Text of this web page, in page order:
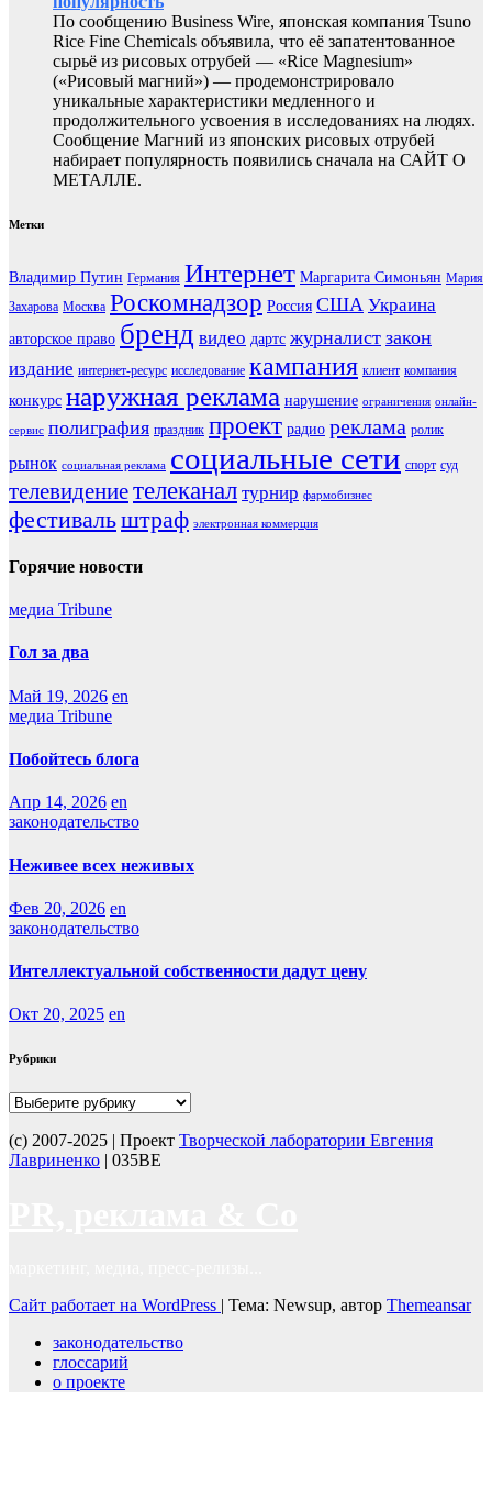
По сообщению Business Wire, японская компания Tsuno
Rice Fine Chemicals объявила, что её запатентованное
сырьё из рисовых отрубей — «Rice Magnesium»
(«Рисовый магний») — продемонстрировало
уникальные характеристики медленного и
продолжительного усвоения в исследованиях на людях.
Сообщение Магний из японских рисовых отрубей
набирает популярность появились сначала на САЙТ О
МЕТАЛЛЕ.
Метки
Владимир Путин Германия Интернет Маргарита Симоньян Мария
Захарова Москва Роскомнадзор Россия США Украина
авторское право бренд видео дартс журналист закон
издание интернет-ресурс исследование кампания клиент компания
конкурс наружная реклама нарушение ограничения онлайн-
сервис полиграфия праздник проект радио реклама ролик
рынок социальная реклама социальные сети спорт суд
телевидениетелеканал турнир фармобизнес
фестивальштраф электронная коммерция
Горячие новости
медиа Tribune
Гол за два
Май 19, 2026 en
медиа Tribune
Побойтесь блога
Апр 14, 2026 en
законодательство
Неживее всех неживых
Фев 20, 2026 en
законодательство
Интеллектуальной собственности дадут цену
Окт 20, 2025 en
Рубрики
Рубрики
(с) 2007-2025 | Проект Творческой лаборатории Евгения
Лавриненко | 035BE
Сайт работает на WordPress | Тема: Newsup, автор Themeansar
законодательство
глоссарий
о проекте